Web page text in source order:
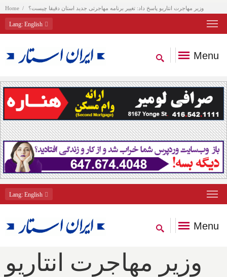
Home وزیر مهاجرت انتاریو پاسخ داد: تغییر برنامه مهاجرتی جدید استان دقیقا چیست؟
Lang: English
Menu
Lang: English
Menu
وزیر مهاجرت انتاریو